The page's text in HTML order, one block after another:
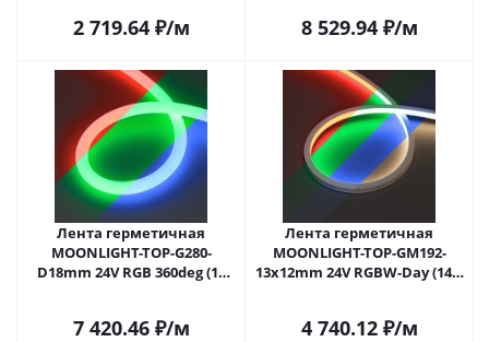
2 719.64₽/м
года)
8 529.94₽/м
Лента герметичная
MOONLIGHT-TOP-G280-
D18mm 24V RGB 360deg (13
года)
7 420.46₽/м
Лента герметичная
MOONLIGHT-TOP-GM192-
13x12mm 24V RGBW-Day (14.4
года)
4 740.12₽/м